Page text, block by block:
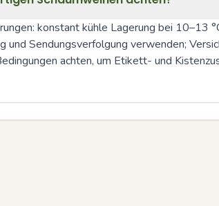
konstant kühle Lagerung bei 10–13
Sendungsverfolgung verwenden;
achten, um Etikett- und